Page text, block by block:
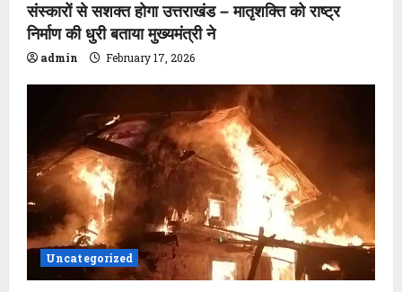
i
o
संस्कारों से सशक्त होगा उत्तराखंड – मातृशक्ति को राष्ट्र
निर्माण की धुरी बताया मुख्यमंत्री ने
admin February 17, 2026
Uncategorized